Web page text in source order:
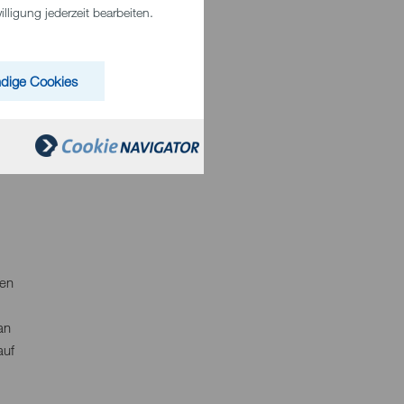
jederzeit bearbeiten.
Cookies